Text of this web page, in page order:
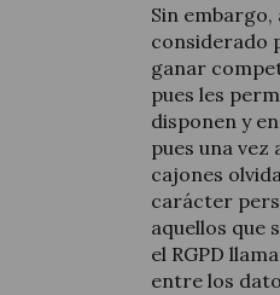
Sin
considerado
ganar
pues les
disponen y
pues una
cajones
carácter
aquellos que
el RGPD
entre los